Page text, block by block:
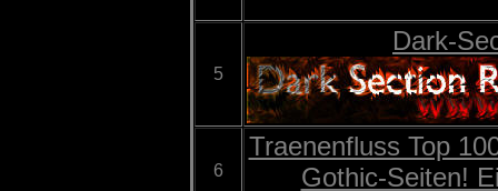
5
Dark-
6
Traenenfluss Top
Gothic-Seiten!